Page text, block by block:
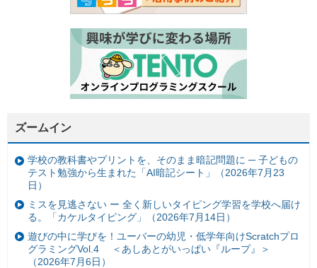
ズームイン
学校の教科書やプリントを、そのまま暗記問題に ─ 子どもの
テスト勉強から生まれた「AI暗記シート」（2026年7月23
日）
ミスを見逃さない ー 全く新しいタイピング学習を学校へ届け
る。「カケルタイピング」（2026年7月14日）
遊びの中に学びを！ユーバーの幼児・低学年向けScratchプロ
グラミングVol.4 ＜あしあとがいっぱい『ループ』＞
（2026年7月6日）